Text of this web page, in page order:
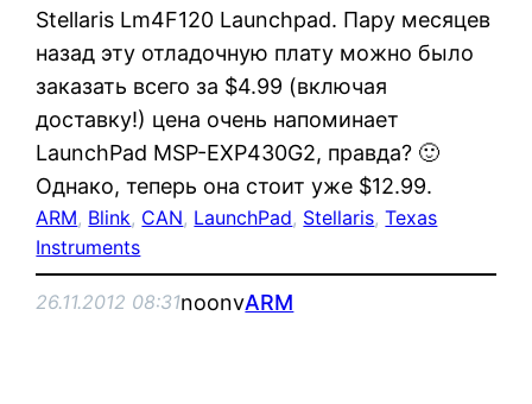
Stellaris Lm4F120 Launchpad. Пару месяцев
назад эту отладочную плату можно было
заказать всего за $4.99 (включая
доставку!) цена очень напоминает
LaunchPad MSP-EXP430G2, правда? 🙂
Однако, теперь она стоит уже $12.99.
ARM, Blink, CAN, LaunchPad, Stellaris, Texas
Instruments
26.11.2012 08:31noonvARM